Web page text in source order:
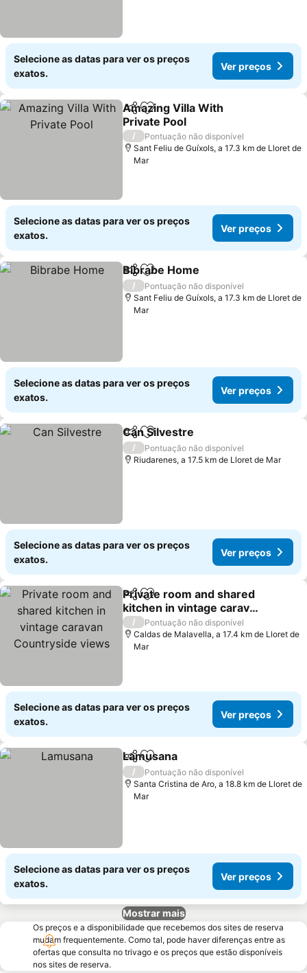
Selecione as datas para ver os preços
exatos.
Ver preços
PartilharAdicionar aos favoritos
Amazing Villa With
Private Pool
Ver preços
/
Pontuação não disponível
Sant Feliu de Guíxols, a 17.3 km de Lloret de
Mar
Selecione as datas para ver os preços
exatos.
Ver preços
PartilharAdicionar aos favoritos
Bibrabe Home
/
Pontuação não disponível
Sant Feliu de Guíxols, a 17.3 km de Lloret de
Mar
Selecione as datas para ver os preços
exatos.
Ver preços
PartilharAdicionar aos favoritos
Can Silvestre
/
Pontuação não disponível
Riudarenes, a 17.5 km de Lloret de Mar
Selecione as datas para ver os preços
exatos.
Ver preços
PartilharAdicionar aos favoritos
Private room and shared
kitchen in vintage caravan
Countryside views
Ver preços
/
Pontuação não disponível
Caldas de Malavella, a 17.4 km de Lloret de
Mar
Selecione as datas para ver os preços
exatos.
Ver preços
PartilharAdicionar aos favoritos
Lamusana
/
Pontuação não disponível
Santa Cristina de Aro, a 18.8 km de Lloret de
Mar
Selecione as datas para ver os preços
exatos.
Ver preços
Mostrar mais
Os preços e a disponibilidade que recebemos dos sites de reserva
mudam frequentemente. Como tal, pode haver diferenças entre as
ofertas que consulta no trivago e os preços que estão disponíveis
nos sites de reserva.